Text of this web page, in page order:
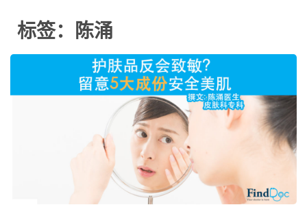
标签：陈涌